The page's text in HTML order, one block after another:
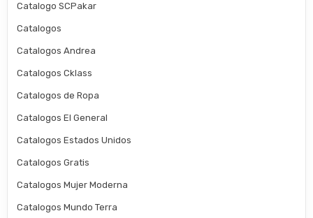
Catalogo SCPakar
Catalogos
Catalogos Andrea
Catalogos Cklass
Catalogos de Ropa
Catalogos El General
Catalogos Estados Unidos
Catalogos Gratis
Catalogos Mujer Moderna
Catalogos Mundo Terra